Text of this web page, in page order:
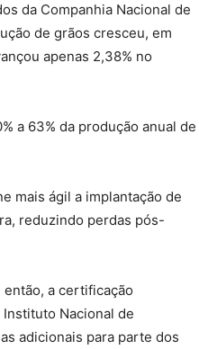
da Companhia Nacional de
de grãos cresceu, em
apenas 2,38% no
a 63% da produção anual de
mais ágil a implantação de
reduzindo perdas pós-
a certificação
Nacional de
adicionais para parte dos